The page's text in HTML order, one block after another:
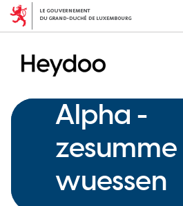
Aller
au
principal
Alpha -
zesumme
wuessen